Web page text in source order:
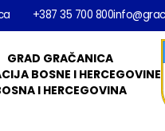
+387 35 700 800
GRAD GRAČANICA
BOSNE I HERCEGOVINE
I HERCEGOVINA